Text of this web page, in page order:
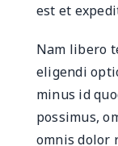
est et
Nam libero
eligendi
minus id
possimus,
omnis dolor